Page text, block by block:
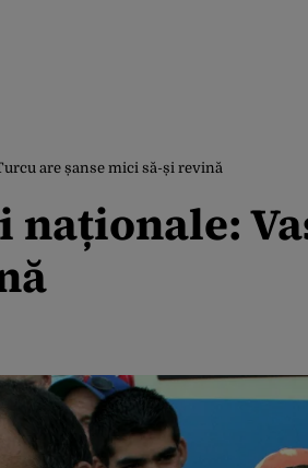
are șanse mici să-și revină
naționale: